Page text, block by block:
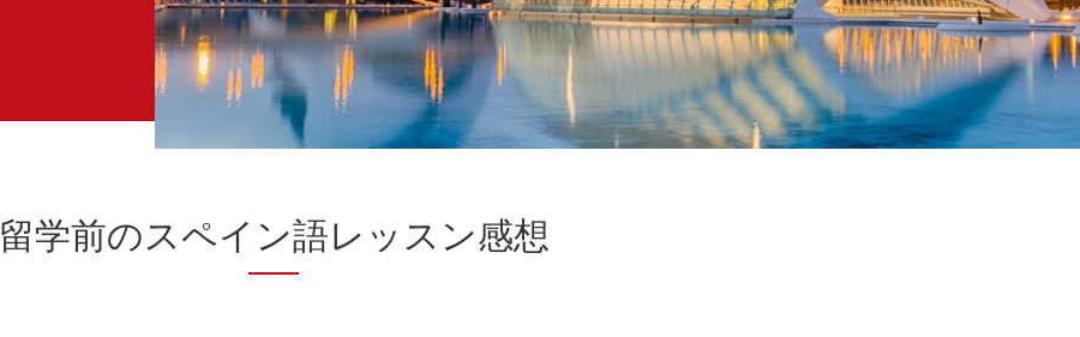
留学前のスペイン語レッスン感想